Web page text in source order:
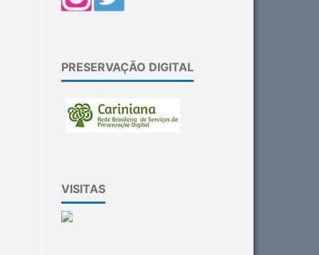
PRESERVAÇÃO DIGITAL
VISITAS